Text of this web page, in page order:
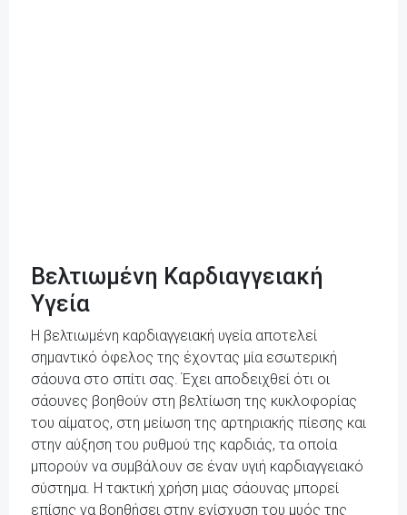
Βελτιωμένη Καρδιαγγειακή
Υγεία
Η βελτιωμένη καρδιαγγειακή υγεία αποτελεί
σημαντικό όφελος της έχοντας μία εσωτερική
σάουνα στο σπίτι σας. Έχει αποδειχθεί ότι οι
σάουνες βοηθούν στη βελτίωση της κυκλοφορίας
του αίματος, στη μείωση της αρτηριακής πίεσης και
στην αύξηση του ρυθμού της καρδιάς, τα οποία
μπορούν να συμβάλουν σε έναν υγιή καρδιαγγειακό
σύστημα. Η τακτική χρήση μιας σάουνας μπορεί
επίσης να βοηθήσει στην ενίσχυση του μυός της